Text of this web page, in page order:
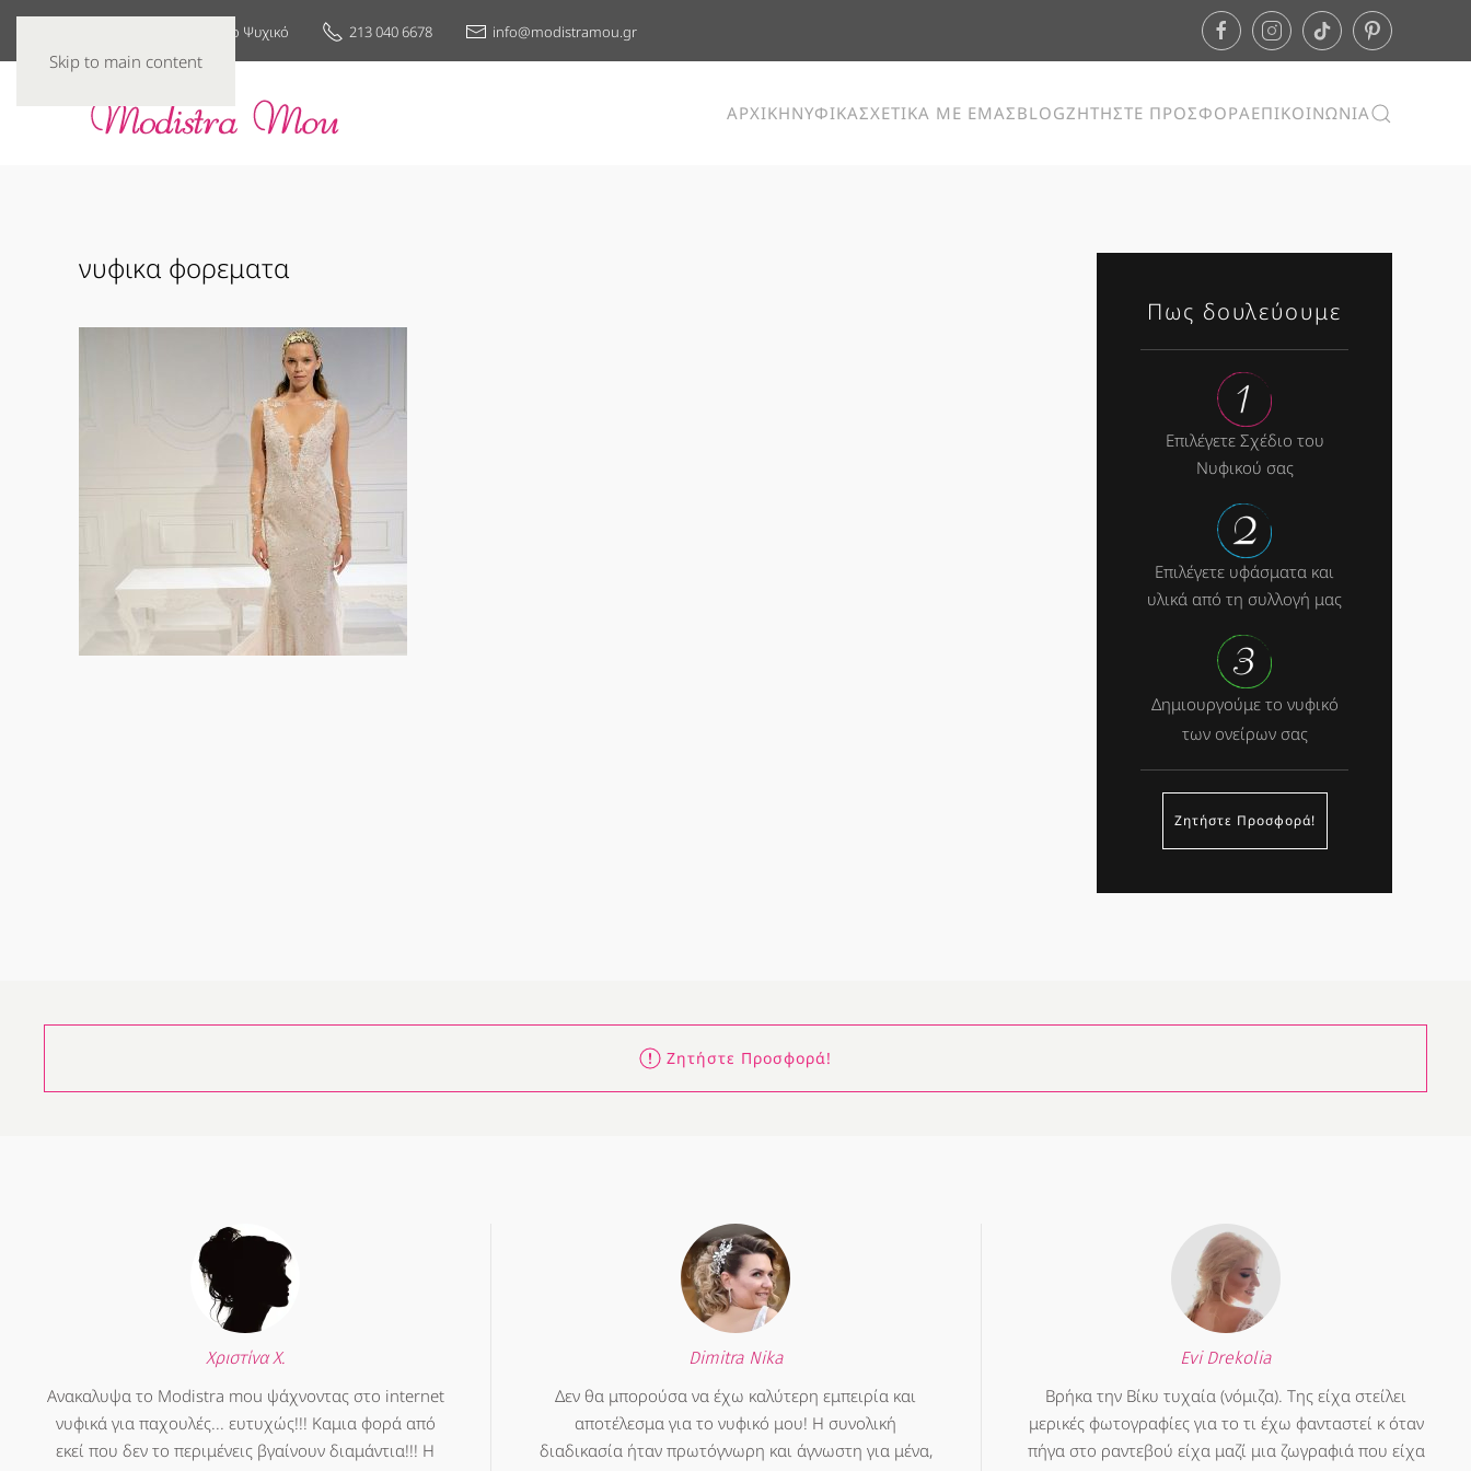
Skip to main content
25ης Μαρτίου 7, Νέο Ψυχικό 213 040 6678 info@modistramou.gr
ΑΡΧΙΚΗΝΥΦΙΚΑΣΧΕΤΙΚΑ ΜΕ ΕΜΑΣBLOGΖΗΤΗΣΤΕ ΠΡΟΣΦΟΡΑΕΠΙΚΟΙΝΩΝΙΑ
νυφικα φορεματα
Πως δουλεύουμε
Επιλέγετε Σχέδιο του
Νυφικού σας
Επιλέγετε υφάσματα και
υλικά από τη συλλογή μας
Δημιουργούμε το νυφικό
των ονείρων σας
Ζητήστε Προσφορά!
Ζητήστε Προσφορά!
Χριστίνα Χ.
Ανακαλυψα το Modistra mou ψάχνοντας στο internet
νυφικά για παχουλές... ευτυχώς!!! Καμια φορά από
εκεί που δεν το περιμένεις βγαίνουν διαμάντια!!! Η
Dimitra Nika
Δεν θα μπορούσα να έχω καλύτερη εμπειρία και
αποτέλεσμα για το νυφικό μου! Η συνολική
διαδικασία ήταν πρωτόγνωρη και άγνωστη για μένα,
Evi Drekolia
Βρήκα την Βίκυ τυχαία (νόμιζα). Της είχα στείλει
μερικές φωτογραφίες για το τι έχω φανταστεί κ όταν
πήγα στο ραντεβού είχα μαζί μια ζωγραφιά που είχα